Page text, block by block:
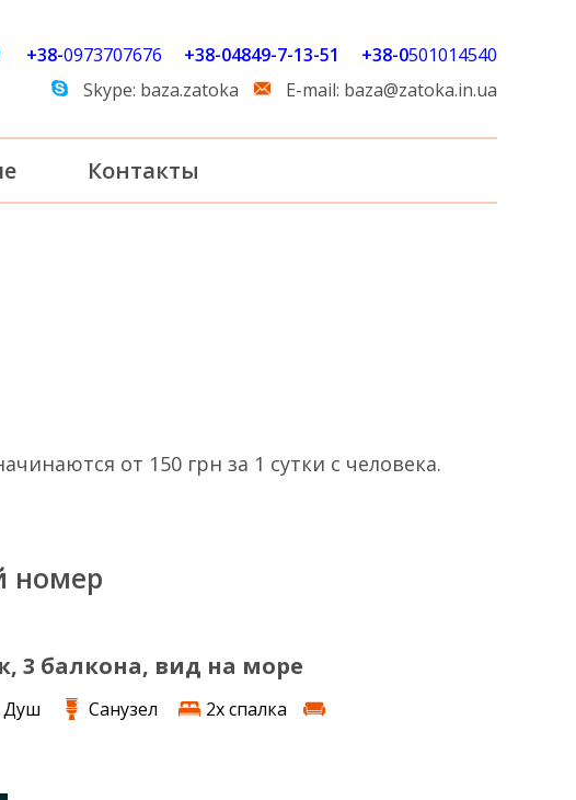
+38-0973707676 +38-04849-7-13-51 +38-0501014540
Skype: baza.zatoka E-mail: baza@zatoka.in.ua
Контакты
от 150 грн за 1 сутки с человека.
номер
3 балкона, вид на море
Душ Санузел
2х спалка